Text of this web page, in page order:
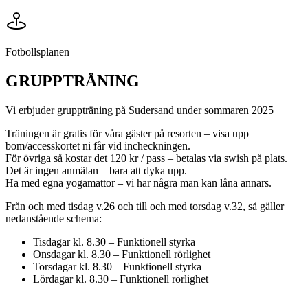
Fotbollsplanen
GRUPPTRÄNING
Vi erbjuder gruppträning på Sudersand under sommaren 2025
Träningen är gratis för våra gäster på resorten – visa upp
bom/accesskortet ni får vid incheckningen.
För övriga så kostar det 120 kr / pass – betalas via swish på plats.
Det är ingen anmälan – bara att dyka upp.
Ha med egna yogamattor – vi har några man kan låna annars.
Från och med tisdag v.26 och till och med torsdag v.32, så gäller
nedanstående schema:
Tisdagar kl. 8.30 – Funktionell styrka
Onsdagar kl. 8.30 – Funktionell rörlighet
Torsdagar kl. 8.30 – Funktionell styrka
Lördagar kl. 8.30 – Funktionell rörlighet